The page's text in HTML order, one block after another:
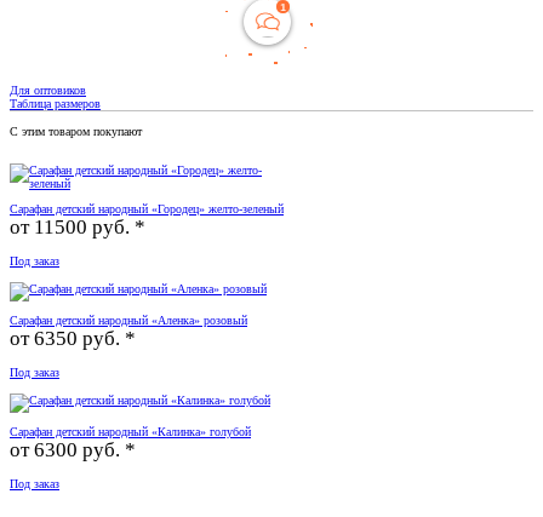
Для оптовиков
Таблица размеров
С этим товаром покупают
Сарафан детский народный «Городец» желто-зеленый
от 11500 руб. *
Под заказ
Сарафан детский народный «Аленка» розовый
от6350 руб. *
Под заказ
Сарафан детский народный «Калинка» голубой
от6300 руб. *
Под заказ